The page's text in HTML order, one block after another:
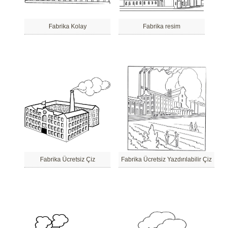
Fabrika Kolay Fabrika resim
Fabrika Ücretsiz Çiz Fabrika Ücretsiz Yazdırılabilir Çiz